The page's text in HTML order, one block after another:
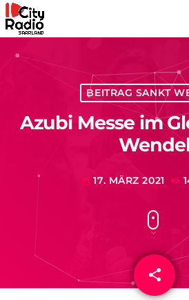
BEITRAG SANKT
Azubi Messe im
today 17. MÄRZ 2021
share
email